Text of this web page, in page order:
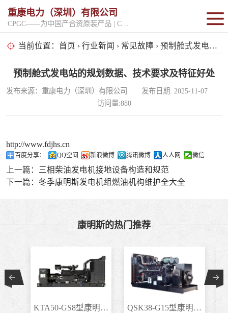
重康电力（深圳）有限公司
当前位置： 首页 › 行业新闻 › 常见故障 › 预制舱式发电站的规划数据、技术要求及特征好处
预制舱式发电站的规划数据、技术要求及特征好处
发布来源：重康电力（深圳）有限公司 发布日期: 2025-11-07
访问量:880
http://www.fdjhs.cn
百度分享： QQ空间 新浪微博 腾讯微博 人人网 微信
上一篇：
三相柴油发电机接地设备构造和规范
下一篇： 冬季康明斯发电机组燃油机构维护全大全
康明斯的热门推荐
KTA50-GS8型康明斯柴.. QSK38-G15型康明斯柴..
固定开架式
超静音型
移动电站